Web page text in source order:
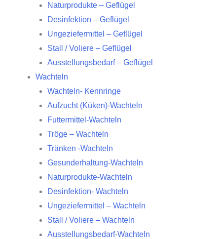
Naturprodukte – Geflügel
Desinfektion – Geflügel
Ungeziefermittel – Geflügel
Stall / Voliere – Geflügel
Ausstellungsbedarf – Geflügel
Wachteln
Wachteln- Kennringe
Aufzucht (Küken)-Wachteln
Futtermittel-Wachteln
Tröge – Wachteln
Tränken -Wachteln
Gesunderhaltung-Wachteln
Naturprodukte-Wachteln
Desinfektion- Wachteln
Ungeziefermittel – Wachteln
Stall / Voliere – Wachteln
Ausstellungsbedarf-Wachteln